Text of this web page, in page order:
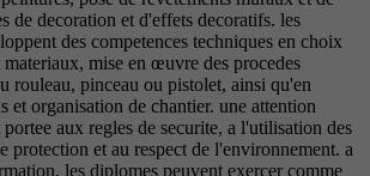
de decoration et d'effets decoratifs. les
des competences techniques en choix
materiaux, mise en œuvre des procedes
rouleau, pinceau ou pistolet, ainsi qu'en
et organisation de chantier. une attention
aux regles de securite, a l'utilisation des
protection et au respect de l'environnement. a
les diplomes peuvent exercer comme